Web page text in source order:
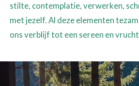
stilte, contemplatie, verwerken,
met jezelf. Al deze elementen
ons verblijf tot een sereen en